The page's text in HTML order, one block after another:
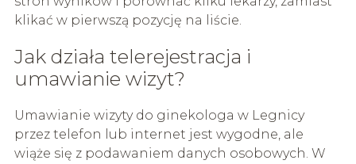
klikać w pierwszą pozycję na liście.
Jak działa telerejestracja i
umawianie wizyt?
Umawianie wizyty do ginekologa w Legnicy
przez telefon lub internet jest wygodne, ale
wiąże się z podawaniem danych osobowych. W